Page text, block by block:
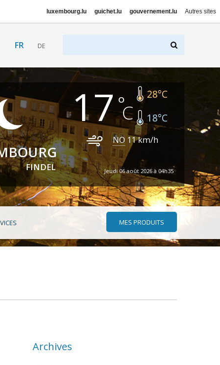
luxembourg.lu guichet.lu gouvernement.lu Autres sites
FR DE
FINDEL
17 28°C
18°C
NO 11km/h
Jeudi 06 août 2026 à 04h35
MES PRODUITS
Archives